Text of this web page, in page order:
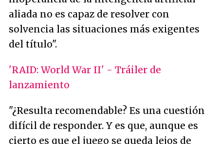
aliada no es capaz de resolver con
solvencia las situaciones más exigentes
del título".
'RAID: World War II' - Tráiler de
lanzamiento
"¿Resulta recomendable? Es una cuestión
difícil de responder. Y es que, aunque es
cierto es que el juego se queda lejos de